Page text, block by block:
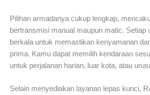
Pilihan armadanya cukup lengkap,
bertransmisi manual maupun matic. Setiap
berkala untuk memastikan kenyamanan
prima. Kamu dapat memilih kendaraan
untuk perjalanan harian, luar kota, atau
Selain menyediakan layanan lepas kunci,